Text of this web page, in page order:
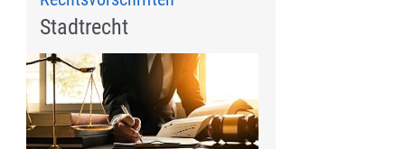
Stadtrecht